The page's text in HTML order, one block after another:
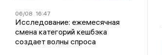
06/08 16:47
Исследование: ежемесячная
смена категорий кешбэка
создает волны спроса